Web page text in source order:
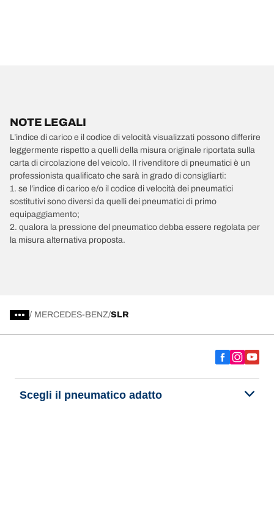
NOTE LEGALI
L’indice di carico e il codice di velocità visualizzati possono differire
leggermente rispetto a quelli della misura originale riportata sulla
carta di circolazione del veicolo. Il rivenditore di pneumatici è un
professionista qualificato che sarà in grado di consigliarti:
1. se l’indice di carico e/o il codice di velocità dei pneumatici
sostitutivi sono diversi da quelli dei pneumatici di primo
equipaggiamento;
2. qualora la pressione del pneumatico debba essere regolata per
la misura alternativa proposta.
/ MERCEDES-BENZ SLR
Scegli il pneumatico adatto